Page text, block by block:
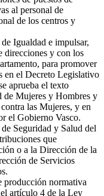
al personal de
de los centros y
Igualdad e impulsar,
direcciones y con los
para promover
en el Decreto Legislativo
aprueba el texto
de Mujeres y Hombres y
las Mujeres, y en
el Gobierno Vasco.
Seguridad y Salud del
que
o a la Dirección de la
de Servicios
producción normativa
artículo 4 de la Ley